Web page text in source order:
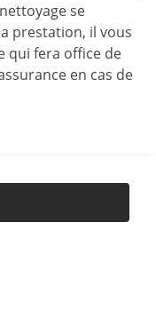
se
prestation, il vous
qui fera office de
en cas de